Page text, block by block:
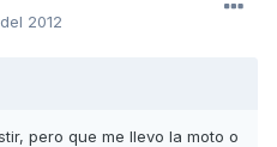
2012
pero que me llevo la moto o